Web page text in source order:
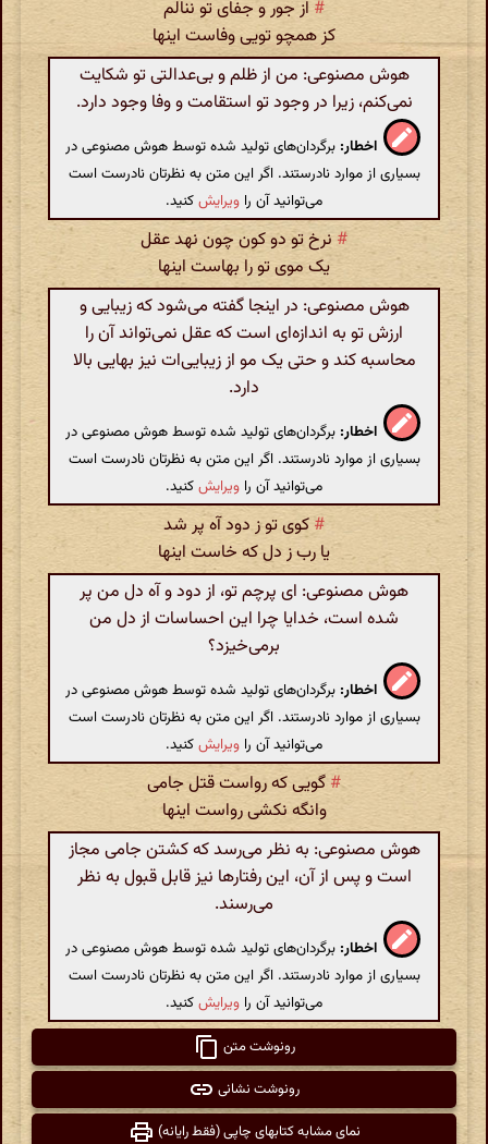
# از جور و جفای تو ننالم
کز همچو تویی وفاست اینها
هوش مصنوعی: من از ظلم و بی‌عدالتی تو شکایت
نمی‌کنم، زیرا در وجود تو استقامت و وفا وجود دارد.
اخطار: برگردان‌های تولید شده توسط هوش مصنوعی در
بسیاری از موارد نادرستند. اگر این متن به نظرتان نادرست است
می‌توانید آن را ویرایشکنید.
#نرخ تو دو کون چون نهد عقل
یک موی تو را بهاست اینها
هوش مصنوعی: در اینجا گفته می‌شود که زیبایی و
ارزش تو به اندازه‌ای است که عقل نمی‌تواند آن را
محاسبه کند و حتی یک مو از زیبایی‌ات نیز بهایی بالا
دارد.
اخطار: برگردان‌های تولید شده توسط هوش مصنوعی در
بسیاری از موارد نادرستند. اگر این متن به نظرتان نادرست است
می‌توانید آن را ویرایشکنید.
#کوی تو ز دود آه پر شد
یا رب ز دل که خاست اینها
هوش مصنوعی: ای پرچم تو، از دود و آه دل من پر
شده است، خدایا چرا این احساسات از دل من
برمی‌خیزد؟
اخطار: برگردان‌های تولید شده توسط هوش مصنوعی در
بسیاری از موارد نادرستند. اگر این متن به نظرتان نادرست است
می‌توانید آن را ویرایشکنید.
# گویی که رواست قتل جامی
وانگه نکشی رواست اینها
هوش مصنوعی: به نظر می‌رسد که کشتن جامی مجاز
است و پس از آن، این رفتارها نیز قابل قبول به نظر
می‌رسند.
اخطار: برگردان‌های تولید شده توسط هوش مصنوعی در
بسیاری از موارد نادرستند. اگر این متن به نظرتان نادرست است
می‌توانید آن را ویرایشکنید.
رونوشت متن
رونوشت نشانی
نمای مشابه کتابهای چاپی (فقط رایانه)